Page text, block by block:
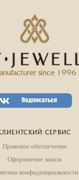
since 1996
СЕРВИС
Правовое обеспечение
Оформление заказа
конфиденциальности